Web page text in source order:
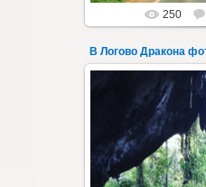
250
"В Логово
мистический
Паттайи на
Всего